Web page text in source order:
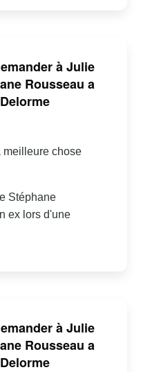
à Julie
Rousseau a
meilleure chose
Stéphane
ex lors d'une
à Julie
Rousseau a